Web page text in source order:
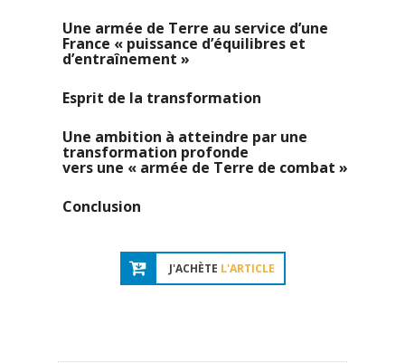
Une armée de Terre au service d’une
France « puissance d’équilibres et
d’entraînement »
Esprit de la transformation
Une ambition à atteindre par une
transformation profonde
vers une « armée de Terre de combat »
Conclusion
J'ACHÈTE L'ARTICLE